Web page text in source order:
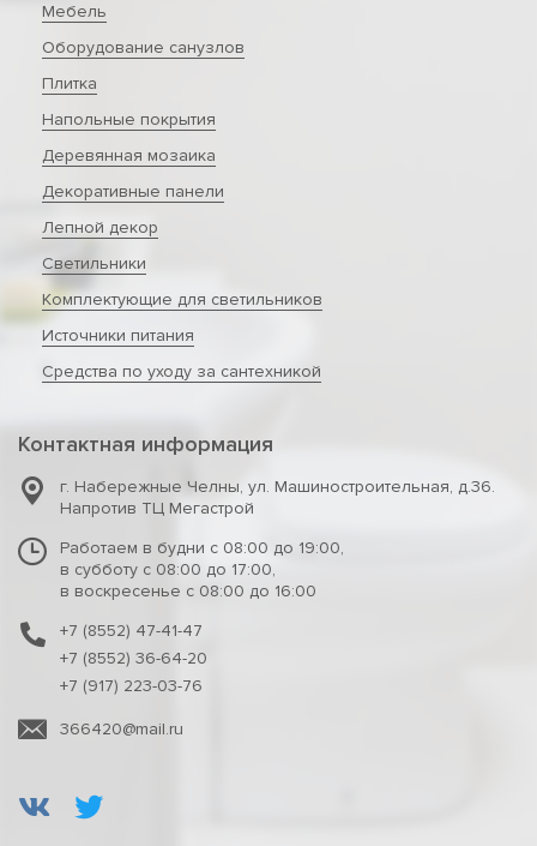
Мебель
Оборудование санузлов
Плитка
Напольные покрытия
Деревянная мозаика
Декоративные панели
Лепной декор
Светильники
Комплектующие для светильников
Источники питания
Средства по уходу за сантехникой
Контактная информация
г. Набережные Челны, ул. Машиностроительная, д.36.
Напротив ТЦ Мегастрой
Работаем в будни с 08:00 до 19:00,
в субботу с 08:00 до 17:00,
в воскресенье с 08:00 до 16:00
+7 (8552) 47-41-47
+7 (8552) 36-64-20
+7 (917) 223-03-76
366420@mail.ru